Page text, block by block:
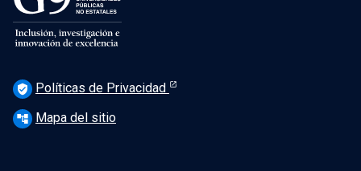
verified_user Políticas de Privacidad
account_tree Mapa del sitio